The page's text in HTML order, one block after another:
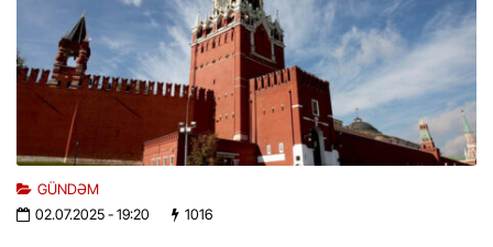
GÜNDƏM
02.07.2025- 19:20 1016